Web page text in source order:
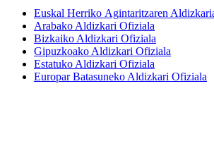
Euskal Herriko Agintaritzaren
Arabako Aldizkari Ofiziala
Bizkaiko Aldizkari Ofiziala
Gipuzkoako Aldizkari Ofiziala
Estatuko Aldizkari Ofiziala
Europar Batasuneko Aldizkari Ofiziala